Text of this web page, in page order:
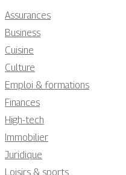
Assurances
Business
Cuisine
Culture
Emploi & formations
Finances
High-tech
Immobilier
Juridique
Loisirs & sports